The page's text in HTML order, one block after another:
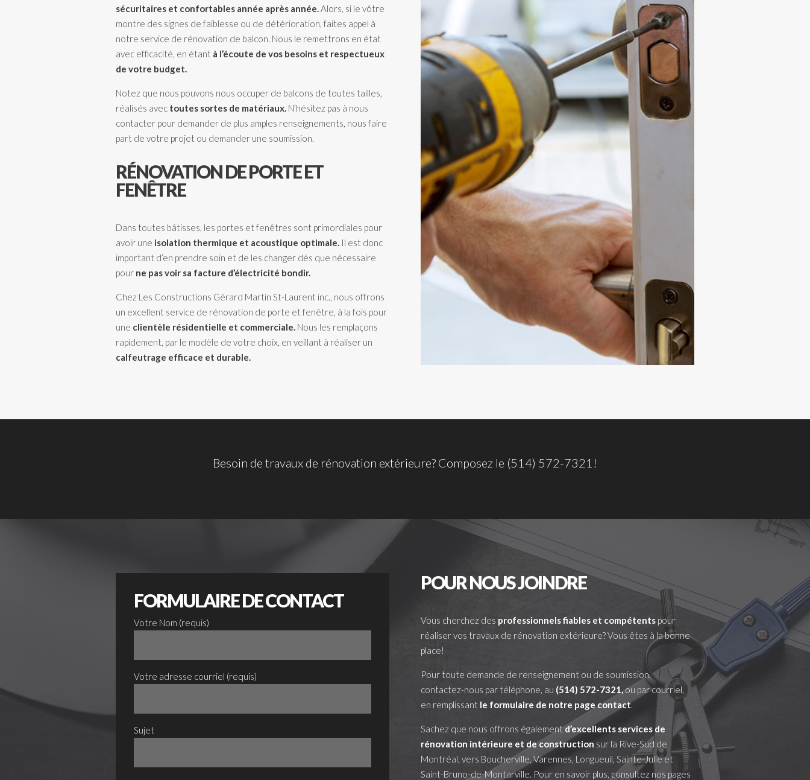
sécuritaires et confortables année après année.Alors, si le vôtre
montre des signes de faiblesse ou de détérioration, faites appel à
notre service de rénovation de balcon. Nous le remettrons en état
avec efficacité, en étant à l’écoute de vos besoins et respectueux
de votre budget.
Notez que nous pouvons nous occuper de balcons de toutes tailles,
réalisés avec toutes sortes de matériaux. N’hésitez pas à nous
contacter pour demander de plus amples renseignements, nous faire
part de votre projet ou demander une soumission.
RÉNOVATION DE PORTE ET
FENÊTRE
Dans toutes bâtisses, les portes et fenêtres sont primordiales pour
avoir une isolation thermique et acoustique optimale. Il est donc
important d’en prendre soin et de les changer dès que nécessaire
pour ne pas voir sa facture d’électricité bondir.
Chez Les Constructions Gérard Martin St-Laurent inc., nous offrons
un excellent service de rénovation de porte et fenêtre, à la fois pour
une clientèle résidentielle et commerciale. Nous les remplaçons
rapidement, par le modèle de votre choix, en veillant à réaliser un
calfeutrage efficace et durable.
Besoin de travaux de rénovation extérieure? Composez le (514) 572-7321 !
FORMULAIRE DE CONTACT
Votre Nom (requis)
Votre adresse courriel (requis)
Sujet
POUR NOUS JOINDRE
Vous cherchez des professionnels fiables et compétents pour
réaliser vos travaux de rénovation extérieure? Vous êtes à la bonne
place!
Pour toute demande de renseignement ou de soumission,
contactez-nous par téléphone, au (514) 572-7321,ou par courriel,
en remplissant le formulaire de notre page contact.
Sachez que nous offrons égalementd’excellents services de
rénovation intérieure et deconstruction sur la Rive-Sud de
Montréal, vers Boucherville, Varennes, Longueuil, Sainte-Julie et
Saint-Bruno-de-Montarville. Pour en savoir plus, consultez nos pages